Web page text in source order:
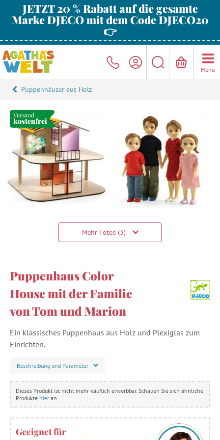
JETZT 20 % Rabatt auf die gesamte
Marke DJECO mit dem Code DJECO20
👉
Menu
Puppenhäuser aus Holz
Versand
kostenfrei
Mehr Fotos (3)
Puppenhaus Color
House mit der Familie
von Tom und Marion
Ein klassisches Puppenhaus aus Holz und Plexiglas zum
Einrichten.
Beschreibung und Parameter
Dieses Produkt ist nicht mehr käuflich erwerbbar. Schauen Sie sich ähnliche
Produkte hier an.
Geeignet für